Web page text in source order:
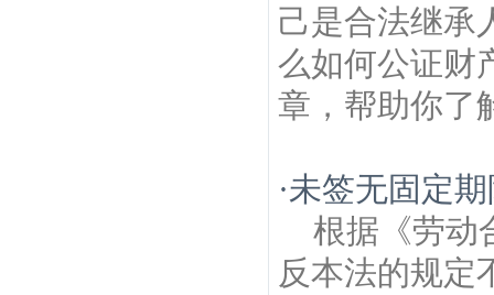
己是合法继承
么如何公证财
章，帮助你了
·未签无固定
根据《劳动
反本法的规定